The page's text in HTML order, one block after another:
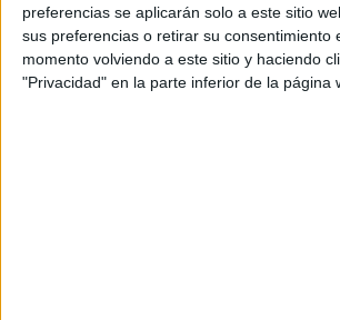
preferencias se aplicarán solo a este sitio
sus preferencias o retirar su consentimiento
momento volviendo a este sitio y haciendo
"Privacidad" en la parte inferior de la página
Torontoel próximo mes. No obstante,
está previsto para el 10 de septiembre,
tarden en anunciar la fecha de estreno